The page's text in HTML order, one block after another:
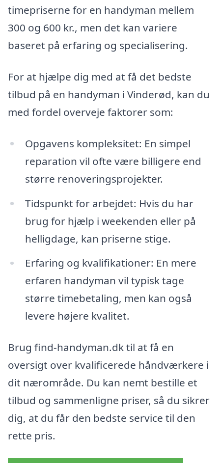
timepriserne for en handyman mellem
300 og 600 kr., men det kan variere
baseret på erfaring og specialisering.
For at hjælpe dig med at få det bedste
tilbud på en handyman i Vinderød, kan du
med fordel overveje faktorer som:
Opgavens kompleksitet: En simpel
reparation vil ofte være billigere end
større renoveringsprojekter.
Tidspunkt for arbejdet: Hvis du har
brug for hjælp i weekenden eller på
helligdage, kan priserne stige.
Erfaring og kvalifikationer: En mere
erfaren handyman vil typisk tage
større timebetaling, men kan også
levere højere kvalitet.
Brug find-handyman.dk til at få en
oversigt over kvalificerede håndværkere i
dit nærområde. Du kan nemt bestille et
tilbud og sammenligne priser, så du sikrer
dig, at du får den bedste service til den
rette pris.